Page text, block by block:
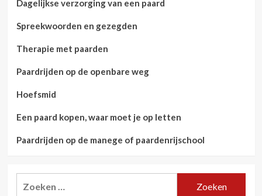
Dagelijkse verzorging van een paard
Spreekwoorden en gezegden
Therapie met paarden
Paardrijden op de openbare weg
Hoefsmid
Een paard kopen, waar moet je op letten
Paardrijden op de manege of paardenrijschool